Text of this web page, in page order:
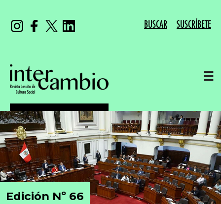
BUSCAR SUSCRÍBETE
☰
Edición Nº 66